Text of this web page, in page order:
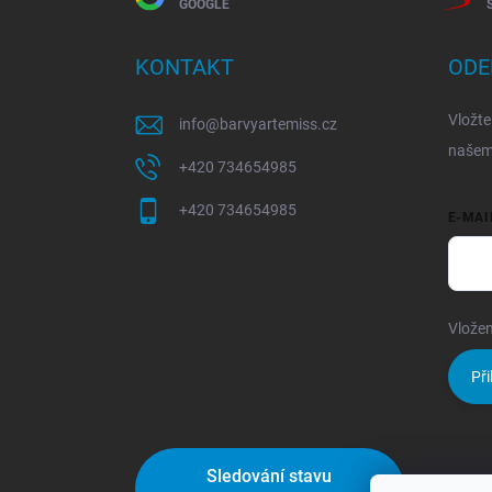
GOOGLE
KONTAKT
info@barvyartemiss.cz
+420 734654985
+420 734654985 E-
Sledování stavu